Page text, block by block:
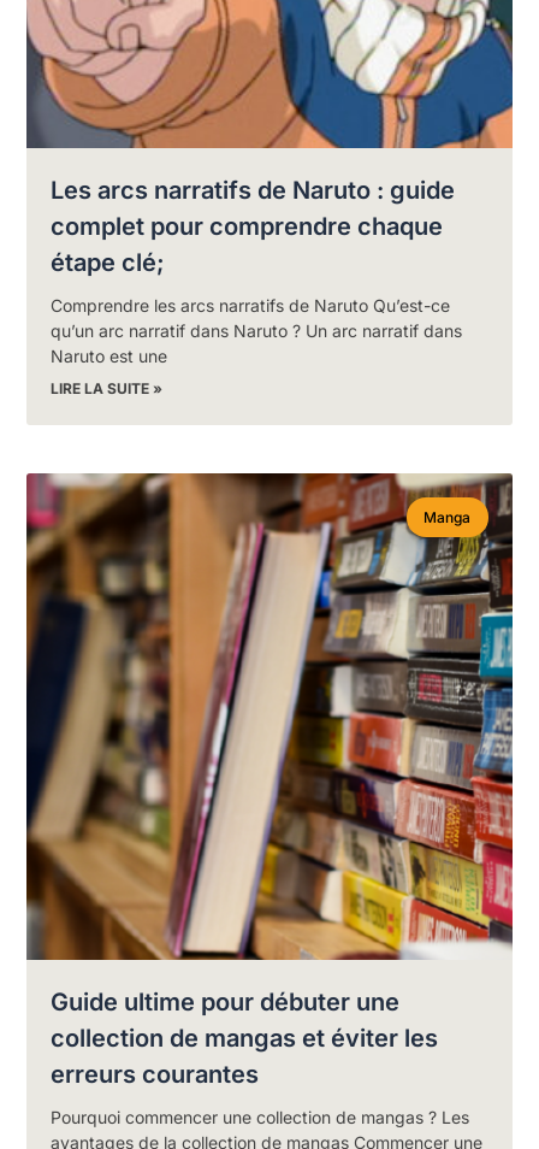
Les arcs narratifs de Naruto : guide
complet pour comprendre chaque
étape clé;
Comprendre les arcs narratifs de Naruto Qu’est-ce
qu’un arc narratif dans Naruto ? Un arc narratif dans
Naruto est une
LIRE LA SUITE »
Manga
Guide ultime pour débuter une
collection de mangas et éviter les
erreurs courantes
Pourquoi commencer une collection de mangas ? Les
avantages de la collection de mangas Commencer une